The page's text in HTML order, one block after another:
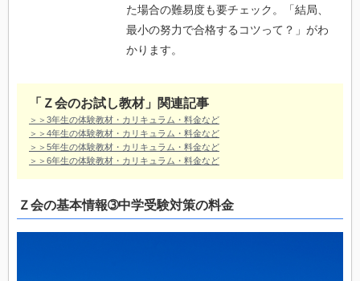
た場合の難易度も要チェック。「結局、
最小の努力で合格するコツって？」がわ
かります。
「Ｚ会のお試し教材」関連記事
＞＞3年生の体験教材・カリキュラム・料金など
＞＞4年生の体験教材・カリキュラム・料金など
＞＞5年生の体験教材・カリキュラム・料金など
＞＞6年生の体験教材・カリキュラム・料金など
Ｚ会の基本情報➂中学受験対策の料金